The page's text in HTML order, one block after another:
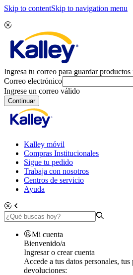
Skip to contentSkip to navigation menu
Ingresa tu correo para guardar
Correo electrónico
Ingrese un correo válido
Continuar
Kalley móvil
Compras Institucionales
Sigue tu pedido
Trabaja con nosotros
Centros de servicio
Ayuda
Mi cuenta
Bienvenido/a
Ingresar o crear cuenta
Accede a tus datos personales,
devoluciones: